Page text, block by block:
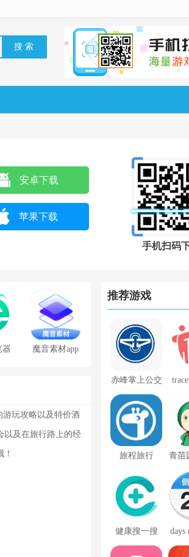
安卓下载
苹果下载
手机扫码
器 魔音素材app
玩攻略以及特价酒
以及在旅行路上的经
推荐游戏
赤峰掌上公交
app扫码乘车
旅程旅行 青苗
慧学
方
健康搜一搜 days